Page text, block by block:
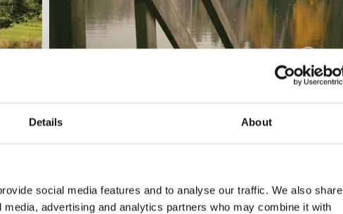
Details About
social media features and to analyse our traffic. We also share
advertising and analytics partners who may combine it with
Läs mer